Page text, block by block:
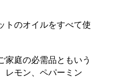
トのオイルをすべて使
家庭の必需品ともいう
レモン、ペパーミン